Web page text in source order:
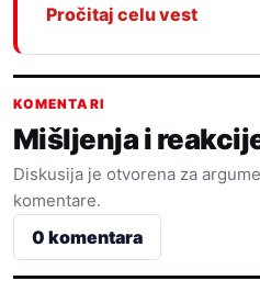
Pročitaj celu vest
KOMENTARI
Mišljenja i
Diskusija je otvorena za
komentare.
0 komentara